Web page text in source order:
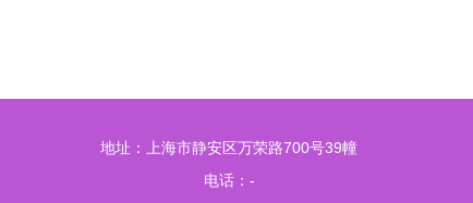
地址：上海市静安区万荣路700号39幢
电话：-